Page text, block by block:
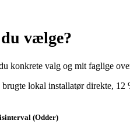
vælge?
konkrete valg og mit faglige
lokal installatør direkte, 12
(Odder)